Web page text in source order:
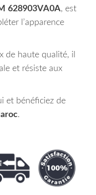
628903VA0A, est
l’apparence
de haute qualité, il
et résiste aux
et bénéficiez de
.